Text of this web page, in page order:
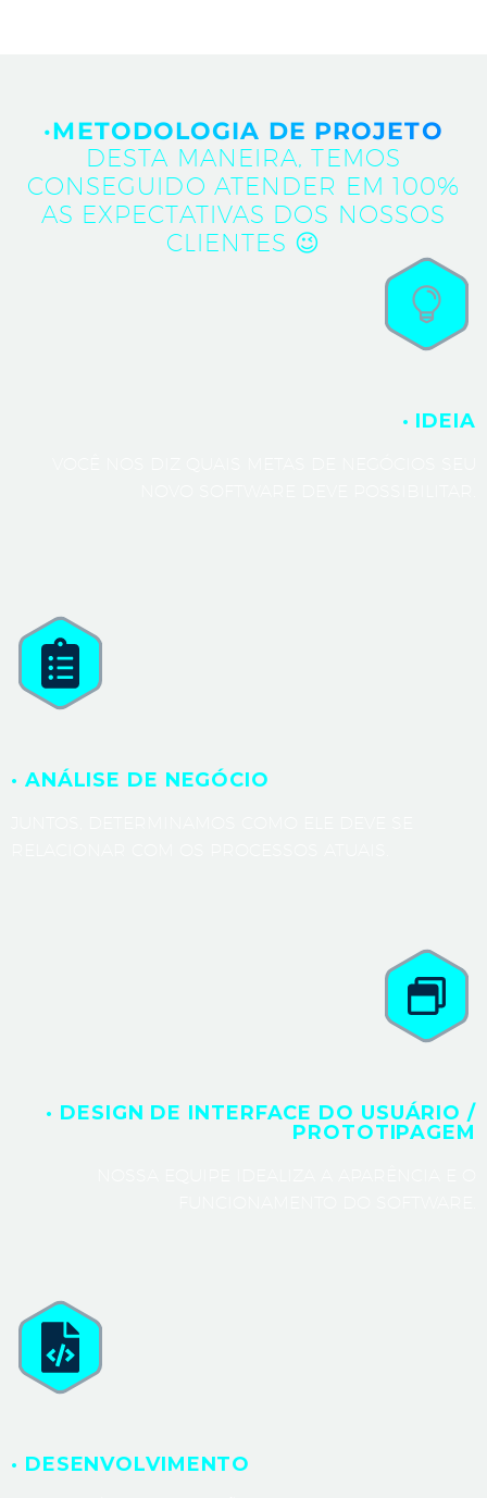
·METODOLOGIA DE PROJETO
DESTA MANEIRA, TEMOS
CONSEGUIDO ATENDER EM 100%
AS EXPECTATIVAS DOS NOSSOS
CLIENTES 😉
· IDEIA
· ANÁLISE DE NEGÓCIO
· DESIGN DE INTERFACE DO USUÁRIO /
PROTOTIPAGEM
· DESENVOLVIMENTO